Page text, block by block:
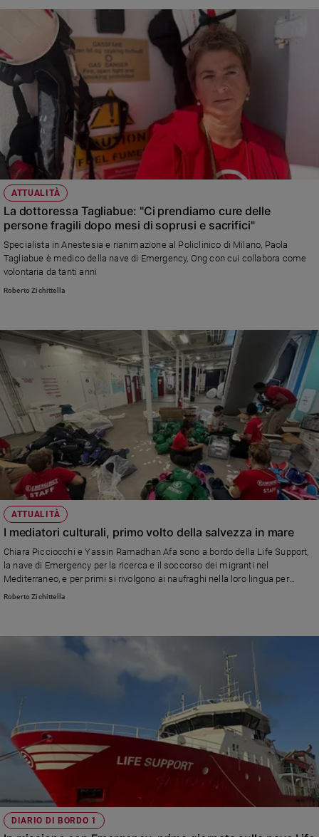
ATTUALITÀ
La dottoressa Tagliabue: "Ci prendiamo cure delle
persone fragili dopo mesi di soprusi e sacrifici"
Specialista in Anestesia e rianimazione al Policlinico di Milano, Paola
Tagliabue è medico della nave di Emergency, Ong con cui collabora come
volontaria da tanti anni
Roberto Zichittella
ATTUALITÀ
I mediatori culturali, primo volto della salvezza in mare
Chiara Picciocchi e Yassin Ramadhan Afa sono a bordo della Life Support,
la nave di Emergency per la ricerca e il soccorso dei migranti nel
Mediterraneo, e per primi si rivolgono ai naufraghi nella loro lingua per
rassicurarli. Intanto, la partenza della missione è rimandata per maltempo
Roberto Zichittella
DIARIO DI BORDO 1